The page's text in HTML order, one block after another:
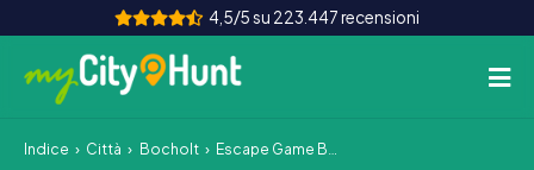
4,5/5 su 223.447 recensioni
Come funziona
Indice Città Bocholt Escape Game Bocholt